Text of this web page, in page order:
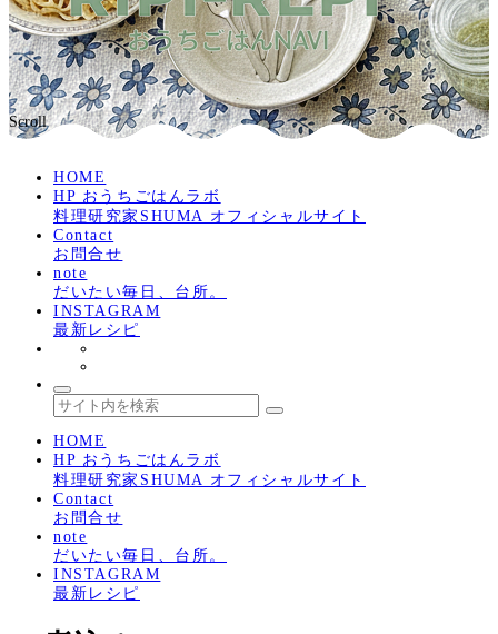
Scroll
HOME
HP おうちごはんラボ
料理研究家SHUMA オフィシャルサイト
Contact
お問合せ
note
だいたい毎日、台所。
INSTAGRAM
最新レシピ
HOME
HP おうちごはんラボ
料理研究家SHUMA オフィシャルサイト
Contact
お問合せ
note
だいたい毎日、台所。
INSTAGRAM
最新レシピ